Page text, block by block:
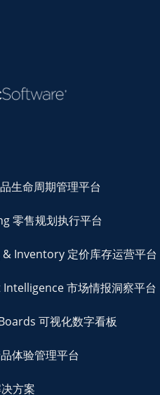
生命周期管理平台
零售规划执行平台
Inventory 定价库存运营平台
市场情报洞察平台
可视化数字看板
体验管理平台
方案